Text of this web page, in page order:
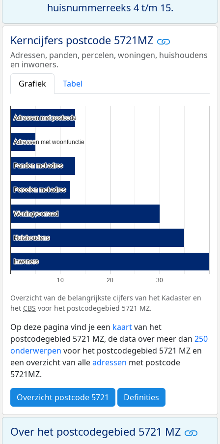
huisnummerreeks 4 t/m 15.
Kerncijfers postcode 5721MZ
Adressen, panden, percelen, woningen, huishoudens
en inwoners.
Grafiek
Tabel
10 20 30
Adressen met postcode
Adressen met postcode
Adressen met woonfunctie
Adressen met woonfunctie
Panden met adres
Panden met adres
Percelen met adres
Percelen met adres
Woningvoorraad
Woningvoorraad
Huishoudens
Huishoudens
Inwoners
Inwoners
Overzicht van de belangrijkste cijfers van het Kadaster en
het CBS voor het postcodegebied 5721 MZ.
Op deze pagina vind je een kaartvan het
postcodegebied 5721 MZ, de data over meer dan 250
onderwerpen voor het postcodegebied 5721 MZ en
een overzicht van alleadressen met postcode
5721MZ.
Overzicht postcode 5721 Definities
Over het postcodegebied 5721 MZ